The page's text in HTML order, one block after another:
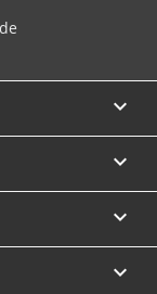



keyboard_arrow_down